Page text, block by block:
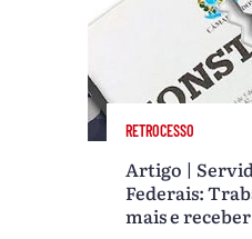
RETROCESSO
Artigo |
Federais:
mais e